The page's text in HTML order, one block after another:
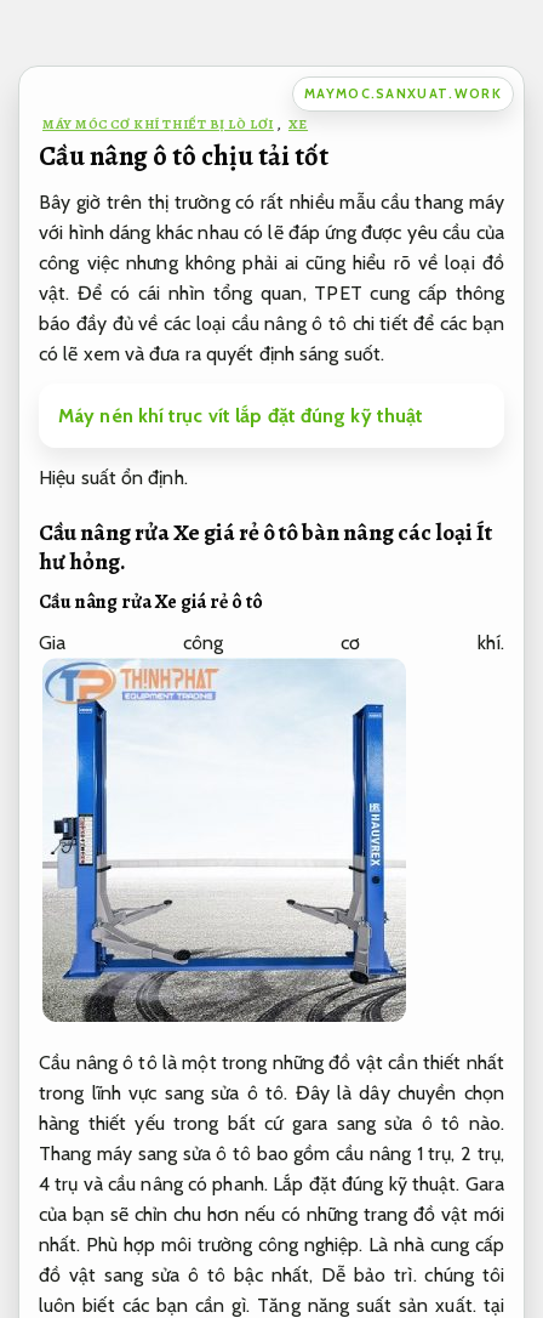
nội
MAYMOC.SANXUAT.WORK
MÁY MÓC CƠ KHÍ THIẾT BỊ LÒ LƠI , XE
Cầu nâng ô tô chịu tải tốt
Bây giờ trên thị trường có rất nhiều mẫu cầu thang máy
với hình dáng khác nhau có lẽ đáp ứng được yêu cầu của
công việc nhưng không phải ai cũng hiểu rõ về loại đồ
vật. Để có cái nhìn tổng quan, TPET cung cấp thông
báo đầy đủ về các loại cầu nâng ô tô chi tiết để các bạn
có lẽ xem và đưa ra quyết định sáng suốt.
Máy nén khí trục vít lắp đặt đúng kỹ thuật
Hiệu suất ổn định.
Cầu nâng rửa Xe giá rẻ ô tô bàn nâng các loạiÍt
hư hỏng.
Cầu nâng rửa Xe giá rẻ ô tô
Gia công cơ khí.
Cầu nâng ô tô là một trong những đồ vật cần thiết nhất
trong lĩnh vực sang sửa ô tô. Đây là dây chuyền chọn
hàng thiết yếu trong bất cứ gara sang sửa ô tô nào.
Thang máy sang sửa ô tô bao gồm cầu nâng 1 trụ, 2 trụ,
4 trụ và cầu nâng có phanh. Lắp đặt đúng kỹ thuật. Gara
của bạn sẽ chỉn chu hơn nếu có những trang đồ vật mới
nhất. Phù hợp môi trường công nghiệp. Là nhà cung cấp
đồ vật sang sửa ô tô bậc nhất, Dễ bảo trì.chúng tôi
luôn biết các bạn cần gì. Tăng năng suất sản xuất.tại